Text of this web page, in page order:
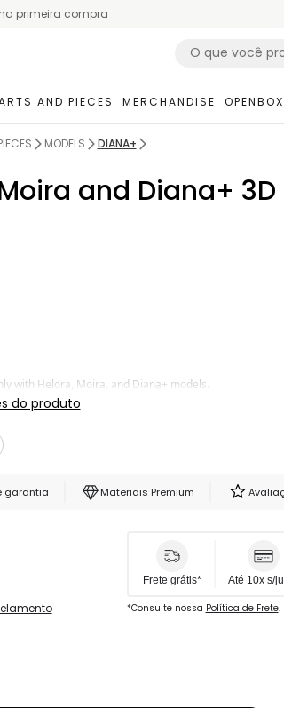
na primeira compra
AND PIECES MERCHANDISE OPENBOX
MODELS DIANA+
and Diana+ 3D
with Helora, Moira, and Diana+ models.
do produto
garantia Materiais Premium
Frete grátis* Até 10x s/
*Consulte nossa Política de Frete.